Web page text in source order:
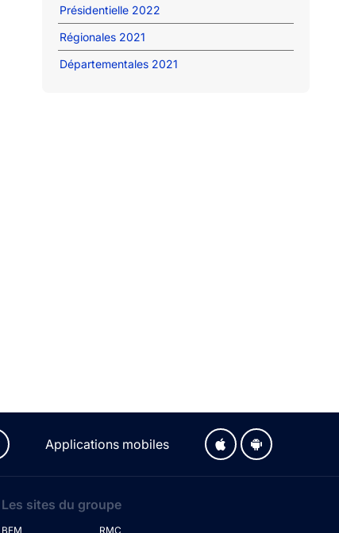
Présidentielle 2022
Régionales 2021
Départementales 2021
Applications mobiles
Les sites du groupe
BFM RMC